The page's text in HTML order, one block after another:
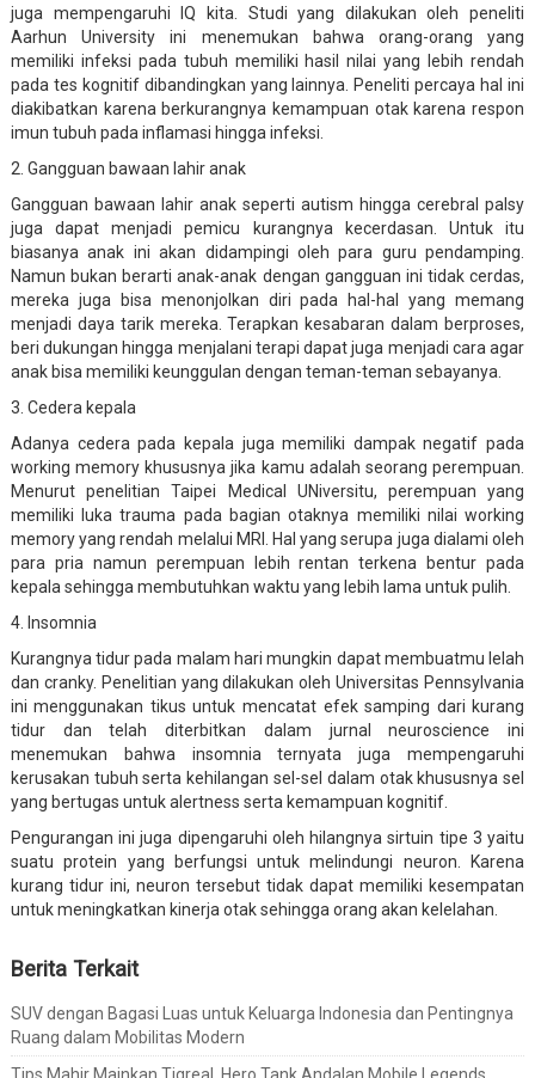
juga mempengaruhi IQ kita. Studi yang dilakukan oleh peneliti
Aarhun University ini menemukan bahwa orang-orang yang
memiliki infeksi pada tubuh memiliki hasil nilai yang lebih rendah
pada tes kognitif dibandingkan yang lainnya. Peneliti percaya hal ini
diakibatkan karena berkurangnya kemampuan otak karena respon
imun tubuh pada inflamasi hingga infeksi.
2. Gangguan bawaan lahir anak
Gangguan bawaan lahir anak seperti autism hingga cerebral palsy
juga dapat menjadi pemicu kurangnya kecerdasan. Untuk itu
biasanya anak ini akan didampingi oleh para guru pendamping.
Namun bukan berarti anak-anak dengan gangguan ini tidak cerdas,
mereka juga bisa menonjolkan diri pada hal-hal yang memang
menjadi daya tarik mereka. Terapkan kesabaran dalam berproses,
beri dukungan hingga menjalani terapi dapat juga menjadi cara agar
anak bisa memiliki keunggulan dengan teman-teman sebayanya.
3. Cedera kepala
Adanya cedera pada kepala juga memiliki dampak negatif pada
working memory khususnya jika kamu adalah seorang perempuan.
Menurut penelitian Taipei Medical UNiversitu, perempuan yang
memiliki luka trauma pada bagian otaknya memiliki nilai working
memory yang rendah melalui MRI. Hal yang serupa juga dialami oleh
para pria namun perempuan lebih rentan terkena bentur pada
kepala sehingga membutuhkan waktu yang lebih lama untuk pulih.
4. Insomnia
Kurangnya tidur pada malam hari mungkin dapat membuatmu lelah
dan cranky. Penelitian yang dilakukan oleh Universitas Pennsylvania
ini menggunakan tikus untuk mencatat efek samping dari kurang
tidur dan telah diterbitkan dalam jurnal neuroscience ini
menemukan bahwa insomnia ternyata juga mempengaruhi
kerusakan tubuh serta kehilangan sel-sel dalam otak khususnya sel
yang bertugas untuk alertness serta kemampuan kognitif.
Pengurangan ini juga dipengaruhi oleh hilangnya sirtuin tipe 3 yaitu
suatu protein yang berfungsi untuk melindungi neuron. Karena
kurang tidur ini, neuron tersebut tidak dapat memiliki kesempatan
untuk meningkatkan kinerja otak sehingga orang akan kelelahan.
Berita Terkait
SUV dengan Bagasi Luas untuk Keluarga Indonesia dan Pentingnya
Ruang dalam Mobilitas Modern
Tips Mahir Mainkan Tigreal, Hero Tank Andalan Mobile Legends